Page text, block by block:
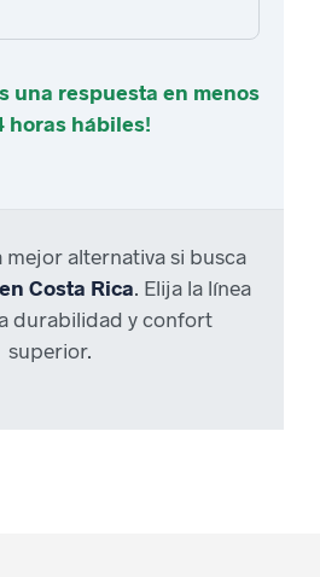
una respuesta en menos
horas hábiles!
mejor alternativa si busca
Costa Rica. Elija la línea
durabilidad y confort
superior.